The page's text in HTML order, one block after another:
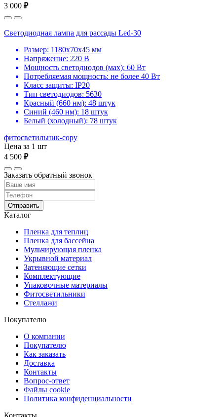
3 000 ₽
Светодиодная лампа для рассады Led-30
Размер: 1180х70х45 мм
Напряжение: 220 В
Мощность светодиодов (мах): 60 Вт
Потребляемая мощность: не более 40 Вт
Класс защиты: IP20
Тип светодиодов: 5630
Красный (660 нм): 48 штук
Синий (460 нм): 18 штук
Белый (холодный): 78 штук
фитосветильник-copy
Цена за 1 шт
4 500 ₽
Заказать обратный звонок
Отправить
Каталог
Пленка для теплиц
Пленка для бассейна
Мульчирующая пленка
Укрывной материал
Затеняющие сетки
Комплектующие
Упаковочные материалы
Фитосветильники
Стеллажи
Покупателю
О компании
Покупателю
Как заказать
Доставка
Контакты
Вопрос-ответ
Файлы cookie
Политика конфиденциальности
Контакты